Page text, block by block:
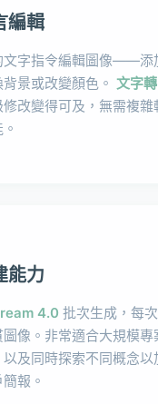
編輯
文字指令編輯圖像——添
景或改變顏色。 文字
改變得可及，無需複雜
能力
4.0 批次生成，每
圖像。非常適合大規模
及同時探索不同概念
報。